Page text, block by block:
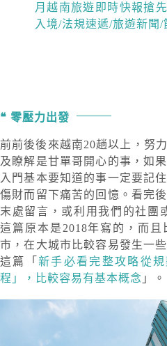
月越南旅遊即時快報搶
入境/法規速遞/旅遊新聞
零壓力出發
前前後後來越南20趟以上，努
及瞭解是甘單哥開心的事，如
入門基本要知道的事一定要記
傷財而留下痛苦的回憶。看完
末處留言，或利用我們的社團
這篇原本是2018年寫的，而且
市，在大城市比較容易發生一
這篇「 新手必看完整攻略從
程」，比較容易有基本概念 」。